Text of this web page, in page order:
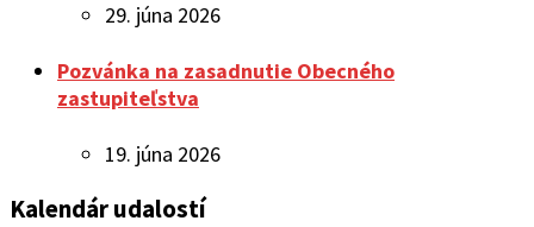
29. júna 2026
Pozvánka na zasadnutie Obecného
zastupiteľstva
19. júna 2026
Kalendár udalostí